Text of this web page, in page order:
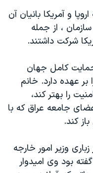
و آمريکا بانيان آن
، از جمله
شرکت داشتند.
کامل جهان
عهده دارد. خانم
را بهتر کند،
جامعه عراق که با
کند.
وزير امور خارجه
بود وی اميدوار